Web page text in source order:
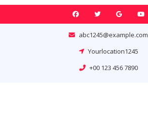
Skip
abc1245@example.com
Yourlocation1245
+00 123 456 7890